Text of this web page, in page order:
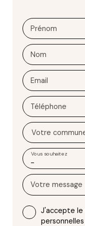
Prénom
Nom
Email
Téléphone
Votre
-
Vous souhaitez
Votre message
J'accepte